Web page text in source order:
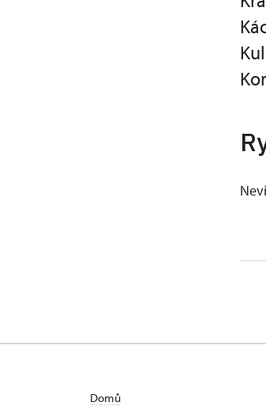
Domů